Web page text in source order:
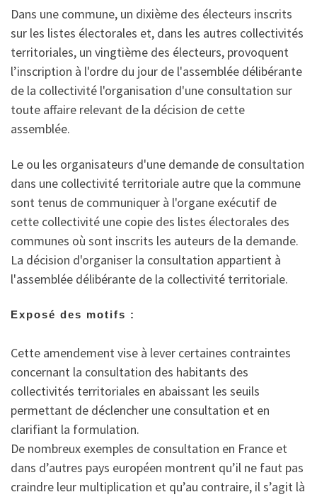
Dans une commune, un dixième des électeurs inscrits
sur les listes électorales et, dans les autres collectivités
territoriales, un vingtième des électeurs, provoquent
l’inscription à l'ordre du jour de l'assemblée délibérante
de la collectivité l'organisation d'une consultation sur
toute affaire relevant de la décision de cette
assemblée.
Le ou les organisateurs d'une demande de consultation
dans une collectivité territoriale autre que la commune
sont tenus de communiquer à l'organe exécutif de
cette collectivité une copie des listes électorales des
communes où sont inscrits les auteurs de la demande.
La décision d'organiser la consultation appartient à
l'assemblée délibérante de la collectivité territoriale.
Exposé des motifs :
Cette amendement vise à lever certaines contraintes
concernant la consultation des habitants des
collectivités territoriales en abaissant les seuils
permettant de déclencher une consultation et en
clarifiant la formulation.
De nombreux exemples de consultation en France et
dans d’autres pays européen montrent qu’il ne faut pas
craindre leur multiplication et qu’au contraire, il s’agit là